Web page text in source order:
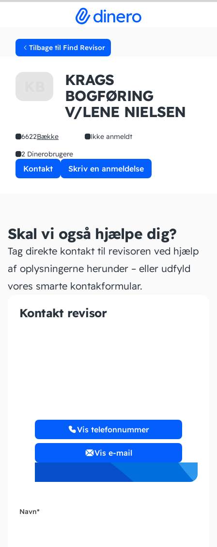
Tilbage til Find Revisor
KRAGS
BOGFØRING
V/LENE NIELSEN
6622Bække
Ikke anmeldt
2 Dinerobrugere
Kontakt Skriv en anmeldelse
Skal vi også hjælpe dig?
Tag direkte kontakt til revisoren ved hjælp
af oplysningerne herunder – eller udfyld
vores smarte kontakformular.
Kontakt revisor
Vis telefonnummer
Vis e-mail
Navn*